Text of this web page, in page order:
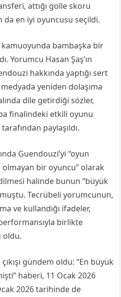
attığı golle skoru
da en iyi oyuncusu seçildi.
kamuoyunda bambaşka bir
Yorumcu Hasan Şaş’ın
hakkında yaptığı sert
yeniden dolaşıma
dile getirdiği sözler,
finalindeki etkili oyunu
paylaşıldı.
Guendouzi’yi “oyun
olmayan bir oyuncu” olarak
halinde bunun “büyük
Tecrübeli yorumcunun,
ve kullandığı ifadeler,
birlikte
oldu.
gündem oldu: “En büyük
haberi, 11 Ocak 2026
2026 tarihinde de